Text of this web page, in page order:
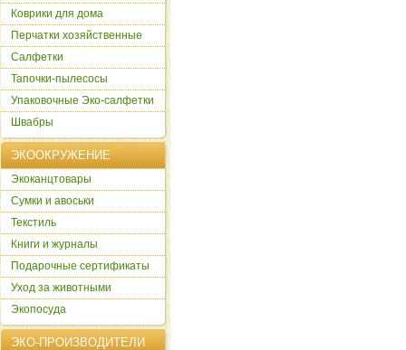
Коврики для дома
Перчатки хозяйственные
Салфетки
Тапочки-пылесосы
Упаковочные Эко-салфетки
Швабры
ЭКООКРУЖЕНИЕ
Экоканцтовары
Сумки и авоськи
Текстиль
Книги и журналы
Подарочные сертификаты
Уход за животными
Экопосуда
ЭКО-ПРОИЗВОДИТЕЛИ